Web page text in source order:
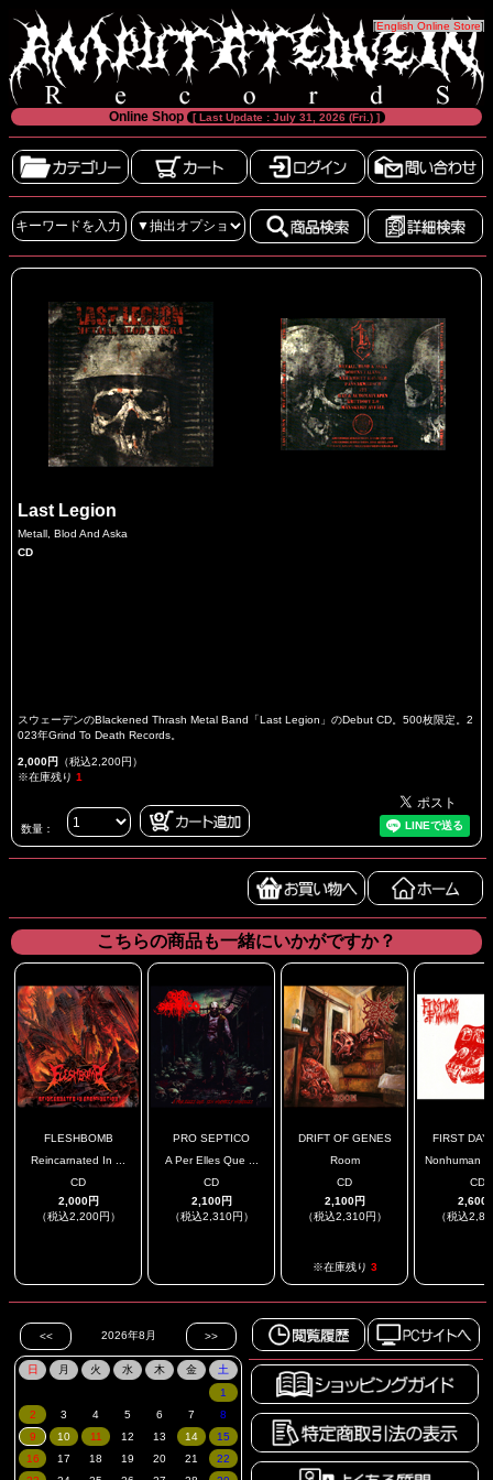
[English Online Store]
Online Shop [ Last Update : July 31, 2026 (Fri.) ]
Last Legion
Metall, Blod And Aska
CD
スウェーデンのBlackened Thrash Metal Band「Last Legion」のDebut CD。500枚限定。2
023年Grind To Death Records。
2,000円 （税込2,200円）
※在庫残り 1
数量：
こちらの商品も一緒にいかがですか？
FLESHBOMB
Reincarnated In ...
CD
2,000円
（税込2,200円）
PRO SEPTICO
A Per Elles Que ...
CD
2,100円
（税込2,310円）
DRIFT OF GENES
Room
CD
2,100円
（税込2,310円）
※在庫残り 3
FIRST
Nonhuman
CD
2,600
（税込